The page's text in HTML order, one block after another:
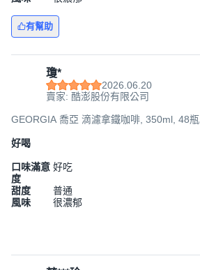
有幫助
瓊*
2026.06.20
賣家: 酷澎股份有限公司
GEORGIA 喬亞 滴濾拿鐵咖啡, 350ml, 48瓶
好喝
口味滿意
度
好吃
甜度
普通
風味
很濃郁